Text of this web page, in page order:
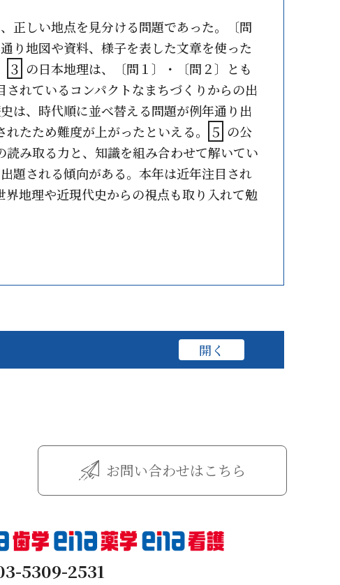
正しい地点を見分ける問題であった。〔問
り地図や資料、様子を表した文章を使った
３ の日本地理は、〔問１〕・〔問２〕とも
れているコンパクトなまちづくりからの出
は、時代順に並べ替える問題が例年通り出
たため難度が上がったといえる。
５ の公
み取る力と、知識を組み合わせて解いてい
題される傾向がある。本年は近年注目され
地理や近現代史からの視点も取り入れて勉
お問い合わせはこちら
5309-2531